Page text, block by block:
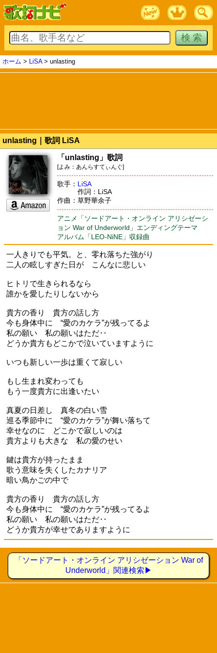
ホーム > LiSA> unlasting
unlasting｜歌詞 LiSA
「unlasting」歌詞
[よみ：あんらすてぃんぐ]
歌手： LiSA
作詞：LiSA
作曲：草野華余子
アニメ「ソードアート・オンライン アリシゼーシ
ョン War of Underworld」エンディングテーマ
アルバム「LEO-NiNE」収録曲
一人きりでも平気。と、零れ落ちた強がり
二人の眩しすぎた日が こんなに悲しい
ヒトリで生きられるなら
誰かを愛したりしないから
貴方の香り 貴方の話し方
今も身体中に “愛のカケラ”が残ってるよ
私の願い 私の願いはただ‥
どうか貴方もどこかで泣いていますように
いつも新しい一歩は重くて寂しい
もし生まれ変わっても
もう一度貴方に出逢いたい
真夏の日差し 真冬の白い雪
巡る季節中に “愛のカケラ”が舞い落ちて
幸せなのに どこかで寂しいのは
貴方よりも大きな 私の愛のせい
鍵は貴方が持ったまま
歌う意味を失くしたカナリア
暗い鳥かごの中で
貴方の香り 貴方の話し方
今も身体中に “愛のカケラ”が残ってるよ
私の願い 私の願いはただ‥
どうか貴方が幸せでありますように
「ソードアート・オンライン アリシゼーション War of
Underworld」関連検索▶